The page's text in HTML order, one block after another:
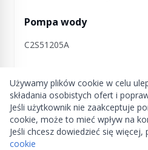
Używamy plików cookie w celu
składania osobistych ofert i
Jeśli użytkownik nie zaakceptuje
cookie, może to mieć wpływ na
Jeśli chcesz dowiedzieć się więcej,
cookie
Pompa wody
C2S51205A
210,79 zł
Ilość